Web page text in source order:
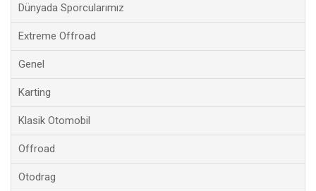
Dünyada Sporcularımız
Extreme Offroad
Genel
Karting
Klasik Otomobil
Offroad
Otodrag